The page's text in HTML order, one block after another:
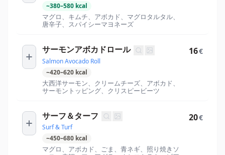
~380–580 kcal
マグロ、キムチ、アボカド、マグロタルタル、
唐辛子、スパイシーマヨネーズ
サーモンアボカドロール
Salmon Avocado Roll
~420–620 kcal
大西洋サーモン、クリームチーズ、アボカド、
サーモントッピング、クリスピービーツ
16€
サーフ＆ターフ
Surf & Turf
~450–680 kcal
マグロ、アボカド、ごま、青ネギ、照り焼きソ
20€